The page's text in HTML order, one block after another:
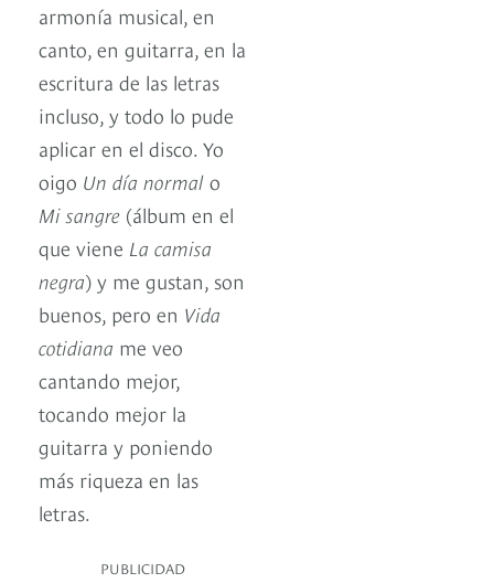
armonía musical, en
canto, en guitarra, en la
escritura de las letras
incluso, y todo lo pude
aplicar en el disco. Yo
oigo Un día normal o
Mi sangre (álbum en el
que viene La camisa
negra) y me gustan, son
buenos, pero en Vida
cotidiana me veo
cantando mejor,
tocando mejor la
guitarra y poniendo
más riqueza en las
letras.
PUBLICIDAD